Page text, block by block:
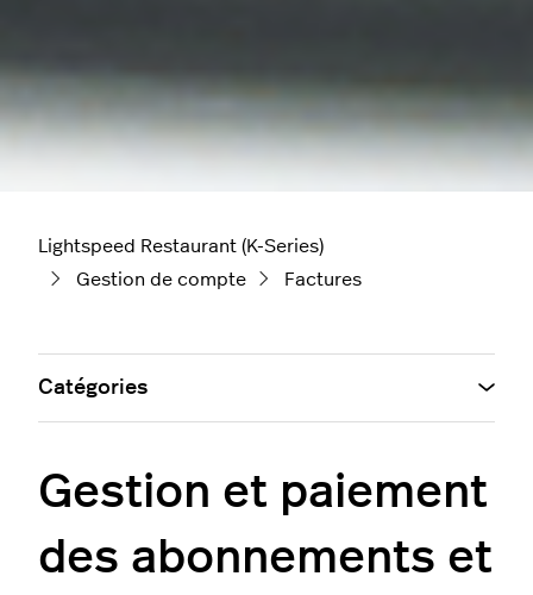
Lightspeed Restaurant (K-Series)
Gestion de compte
Factures
Gestion et paiement
des abonnements et
Catégories